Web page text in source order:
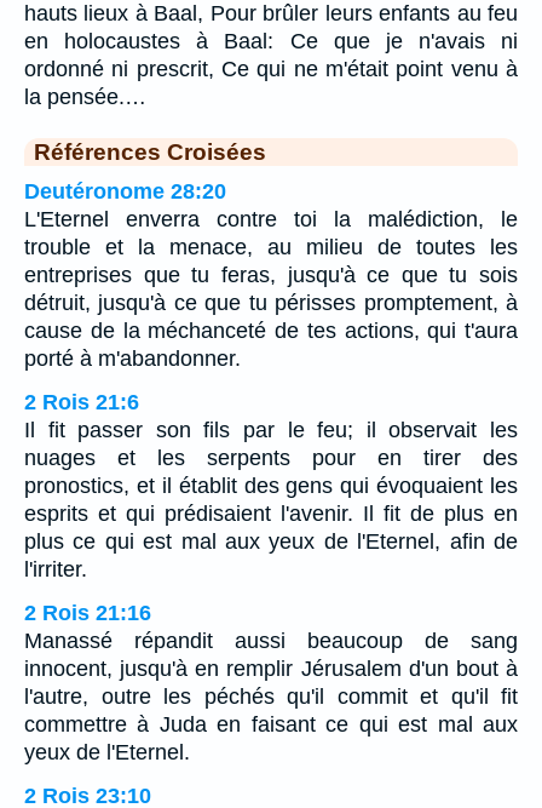
hauts lieux à Baal, Pour brûler leurs enfants au feu
en holocaustes à Baal: Ce que je n'avais ni
ordonné ni prescrit, Ce qui ne m'était point venu à
la pensée.…
Références Croisées
Deutéronome 28:20
L'Eternel enverra contre toi la malédiction, le
trouble et la menace, au milieu de toutes les
entreprises que tu feras, jusqu'à ce que tu sois
détruit, jusqu'à ce que tu périsses promptement, à
cause de la méchanceté de tes actions, qui t'aura
porté à m'abandonner.
2 Rois 21:6
Il fit passer son fils par le feu; il observait les
nuages et les serpents pour en tirer des
pronostics, et il établit des gens qui évoquaient les
esprits et qui prédisaient l'avenir. Il fit de plus en
plus ce qui est mal aux yeux de l'Eternel, afin de
l'irriter.
2 Rois 21:16
Manassé répandit aussi beaucoup de sang
innocent, jusqu'à en remplir Jérusalem d'un bout à
l'autre, outre les péchés qu'il commit et qu'il fit
commettre à Juda en faisant ce qui est mal aux
yeux de l'Eternel.
2 Rois 23:10